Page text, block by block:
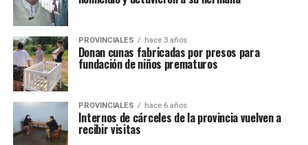
PROVINCIALES hace 3 años
Donan cunas fabricadas por presos para
fundación de niños prematuros
PROVINCIALES hace 6 años
Internos de cárceles de la provincia vuelven a
recibir visitas